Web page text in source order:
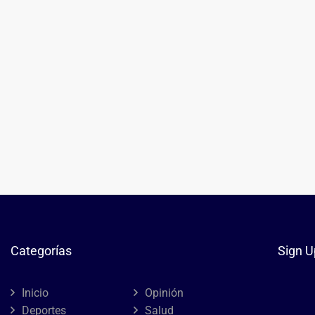
Categorías
Inicio
Opinión
Deportes
Salud
Sign